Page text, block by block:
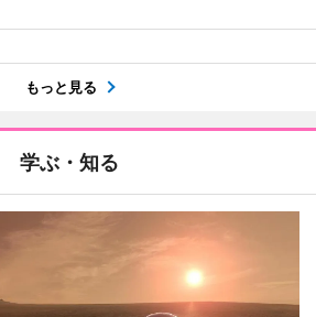
もっと見る
学ぶ・知る